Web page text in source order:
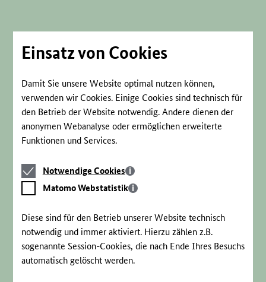
Einsatz von Cookies
Damit Sie unsere Website optimal nutzen können,
verwenden wir Cookies. Einige Cookies sind technisch für
den Betrieb der Website notwendig. Andere dienen der
anonymen Webanalyse oder ermöglichen erweiterte
Funktionen und Services.
Notwendige
Cookies
Notwendige Cookies
Matomo
Webstatistik
Matomo Webstatistik
Diese sind für den Betrieb unserer Website technisch
notwendig und immer aktiviert. Hierzu zählen z.B.
sogenannte Session-Cookies, die nach Ende Ihres Besuchs
automatisch gelöscht werden.